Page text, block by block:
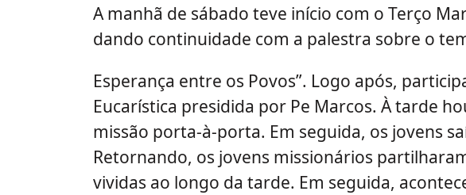
A manhã de sábado teve início com o Terço
dando continuidade com a palestra sobre o
Esperança entre os Povos”. Logo após,
Eucarística presidida por Pe Marcos. À tarde
missão porta-à-porta. Em seguida, os jovens
Retornando, os jovens missionários
vividas ao longo da tarde. Em seguida,